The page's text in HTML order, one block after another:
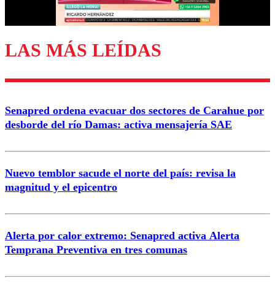
Enviar comentario
LAS MÁS LEÍDAS
Senapred ordena evacuar dos sectores de Carahue por
desborde del río Damas: activa mensajería SAE
Nuevo temblor sacude el norte del país: revisa la
magnitud y el epicentro
Alerta por calor extremo: Senapred activa Alerta
Temprana Preventiva en tres comunas